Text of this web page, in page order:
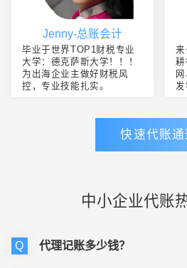
Jenny-总账会计
毕业于世界TOP1财税专业
大学：德克萨斯大学！！！
为出海企业主做好财税风
控，专业技能扎实。
来
耕
快速代账通
中小企业代账
Q 代理记账多少钱？